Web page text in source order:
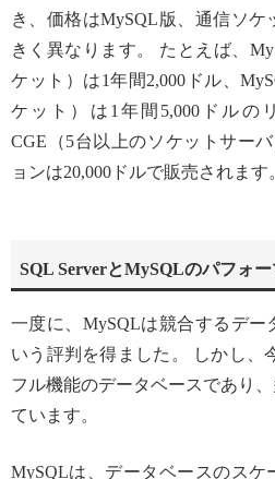
き、価格はMySQL版、通信ソ
きく異なります。 たとえば、
ケット）は1年間2,000ドル、
ケット）は1年間5,000ドルの
CGE（5台以上のソケットサー
ョンは20,000ドルで販売されます
SQL ServerとMySQLのパフォ
一度に、MySQLは競合するデ
いう評判を得ました。 しかし、
フル機能のデータベースであり
ています。
MySQLは、データベースのス